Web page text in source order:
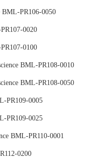
PR106-0050
0020
0100
BML-PR108-0010
BML-PR108-0050
PR109-0005
PR109-0025
BML-PR110-0001
0200